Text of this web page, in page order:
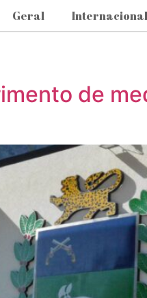
Geral Internacional
de